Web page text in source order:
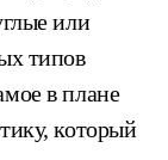
или
типов
в плане
который